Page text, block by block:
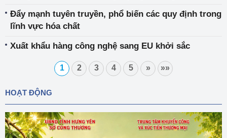
Đẩy mạnh tuyên truyền, phổ biến các quy định trong
lĩnh vực hóa chất
Xuất khẩu hàng công nghệ sang EU khởi sắc
1 2 3 4 5 » »»
HOẠT ĐỘNG